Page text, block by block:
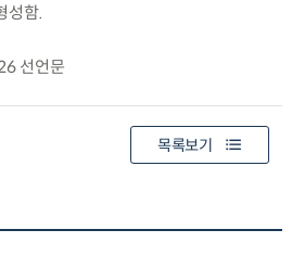
성함.
선언문
목록보기